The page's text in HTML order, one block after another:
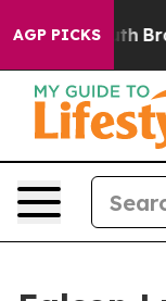
AGP PICKS
to Youth